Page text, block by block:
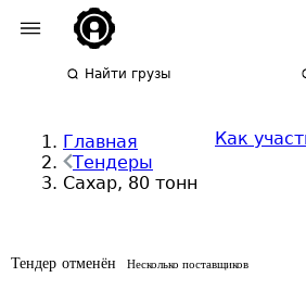
Найти грузы
Главная
Тендеры
Сахар, 80 тонн
Как
Тендер отменён Несколько поставщиков